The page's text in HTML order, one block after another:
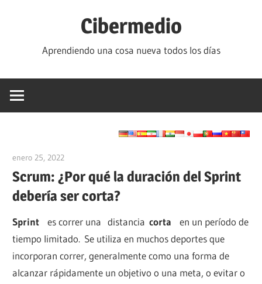
Cibermedio
Aprendiendo una cosa nueva todos los días
enero 25, 2022
Scrum: ¿Por qué la duración del Sprint
debería ser corta?
Sprint es correr una distanciacorta en un período de
tiempo limitado. Se utiliza en muchos deportes que
incorporan correr, generalmente como una forma de
alcanzar rápidamente un objetivo o una meta, o evitar o